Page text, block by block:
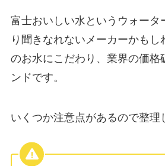
富士おいしい水というウォータ
り聞きなれないメーカーかもし
のお水にこだわり、業界の価格
ンドです。
いくつか注意点があるので整理